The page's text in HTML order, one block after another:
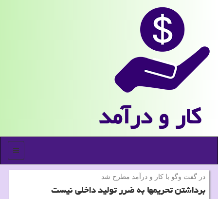
كار و درآمد
منو
در گفت وگو با كار و درآمد مطرح شد
برداشتن تحریمها به ضرر تولید داخلی نیست